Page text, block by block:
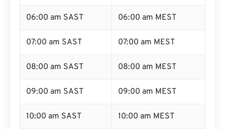
06:00 am SAST 06:00 am MEST
07:00 am SAST 07:00 am MEST
08:00 am SAST 08:00 am MEST
09:00 am SAST 09:00 am MEST
10:00 am SAST 10:00 am MEST